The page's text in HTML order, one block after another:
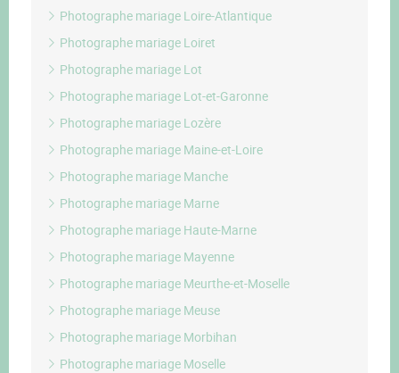
Photographe mariage Loire-Atlantique
Photographe mariage Loiret
Photographe mariage Lot
Photographe mariage Lot-et-Garonne
Photographe mariage Lozère
Photographe mariage Maine-et-Loire
Photographe mariage Manche
Photographe mariage Marne
Photographe mariage Haute-Marne
Photographe mariage Mayenne
Photographe mariage Meurthe-et-Moselle
Photographe mariage Meuse
Photographe mariage Morbihan
Photographe mariage Moselle